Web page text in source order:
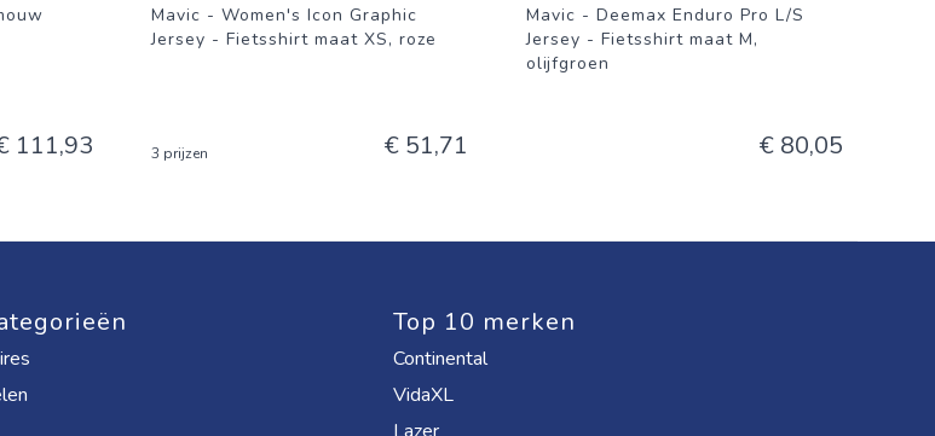
111,93
Mavic - Women's Icon Graphic
Jersey - Fietsshirt maat XS, roze
3 prijzen € 51,71
Mavic - Deemax Enduro Pro L/S
Jersey - Fietsshirt maat M,
olijfgroen
€ 80,05
Top 10 merken
Continental
VidaXL